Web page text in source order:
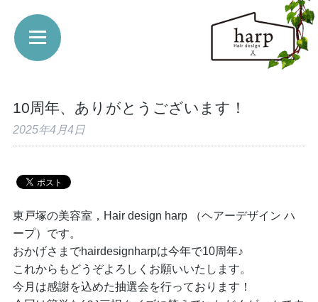
10周年、ありがとうございます！
2025年4月4日
東戸塚の美容室，Hair design harp （ヘアーデザイン ハ
ープ）です。
おかげさまでhairdesignharpは今年で10周年♪
これからもどうぞよろしくお願いいたします。
今月は感謝を込めた抽選会を行っております！